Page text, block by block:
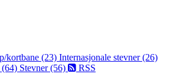
kortbane (23) Internasjonale stevner (26)
(64) Stevner (56) RSS